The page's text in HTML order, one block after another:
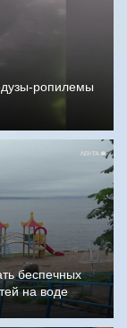
ропилемы
беспечных
на воде